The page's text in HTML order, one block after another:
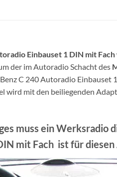
Einbauset 1 DIN mit Fach
der im Autoradio Schacht des
C 240 Autoradio Einbauset
wird mit den beiliegenden
muss ein
mit Fach ist für diesen